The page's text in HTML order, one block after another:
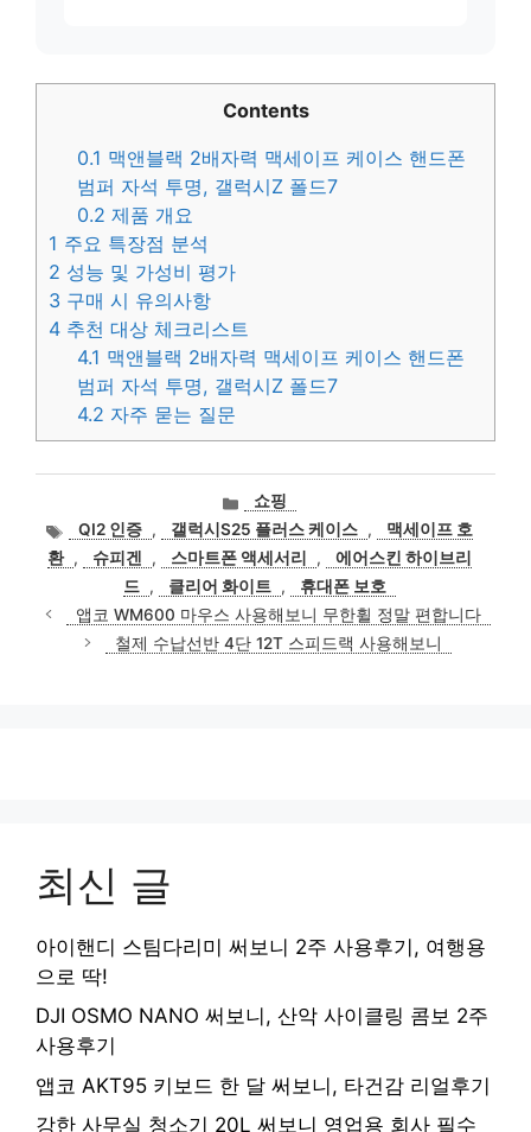
Contents
0.1 맥앤블랙 2배자력 맥세이프 케이스 핸드폰
범퍼 자석 투명, 갤럭시Z 폴드7
0.2 제품 개요
1 주요 특장점 분석
2 성능 및 가성비 평가
3 구매 시 유의사항
4 추천 대상 체크리스트
4.1 맥앤블랙 2배자력 맥세이프 케이스 핸드폰
범퍼 자석 투명, 갤럭시Z 폴드7
4.2 자주 묻는 질문
카
테
고
리
쇼핑
태QI2 인증 , 갤럭시S25 플러스 케이스 ,
맥세이프 호
환 , 슈피겐 , 스마트폰 액세서리 ,
에어스킨 하이브리
드 , 클리어 화이트 ,
휴대폰 보호
앱코 WM600 마우스 사용해보니 무한휠 정말 편합니다
철제 수납선반 4단 12T 스피드랙 사용해보니
최신 글
아이핸디 스팀다리미 써보니 2주 사용후기, 여행용
으로 딱!
DJI OSMO NANO 써보니, 산악 사이클링 콤보 2주
사용후기
앱코 AKT95 키보드 한 달 써보니, 타건감 리얼후기
강한 사무실 청소기 20L 써보니 영업용 회사 필수